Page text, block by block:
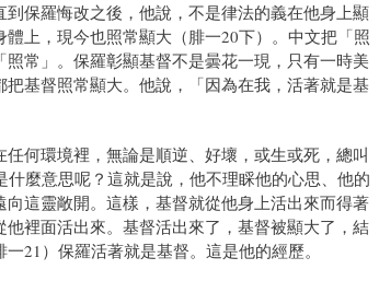
保羅悔改之後，他說，不是律法的義在他身上顯
上，現今也照常顯大（腓一20下）。中文把「照
常」。保羅彰顯基督不是曇花一現，只有一時美
基督照常顯大。他說，「因為在我，活著就是基
何環境裡，無論是順逆、好壞，或生或死，總叫
麼意思呢？這就是說，他不理睬他的心思、他的
這靈敞開。這樣，基督就從他身上活出來而得著
裡面活出來。基督活出來了，基督被顯大了，結
21）保羅活著就是基督。這是他的經歷。